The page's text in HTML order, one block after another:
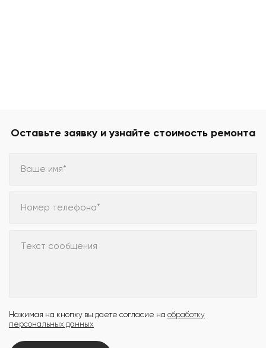
Оставьте заявку и узнайте стоимость ремонта
Ваше имя*
Номер телефона*
Текст сообщения
Нажимая на кнопку вы даете согласие на обработку
персональных данных